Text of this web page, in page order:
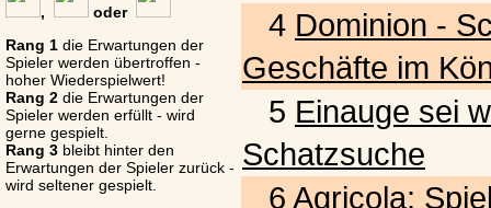
,
oder
Rang 1 die Erwartungen der
Spieler werden übertroffen -
hoher Wiederspielwert!
Rang 2 die Erwartungen der
Spieler werden erfüllt - wird
gerne gespielt.
Rang 3 bleibt hinter den
Erwartungen der Spieler zurück -
wird seltener gespielt.
4 Dominion -
Geschäfte im
5 Einauge sei
Schatzsuche
6 Agricola: